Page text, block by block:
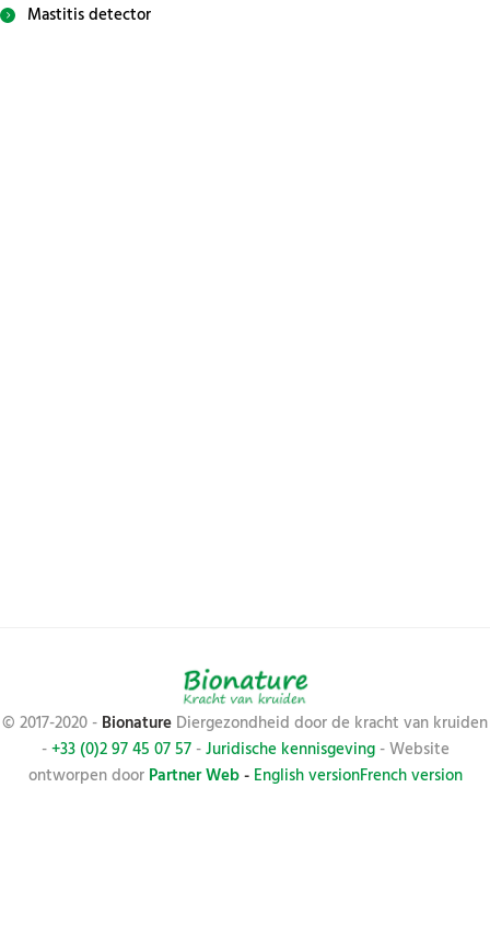
Mastitis detector
© 2017-2020 - Bionature Diergezondheid door de kracht van kruiden
-+33 (0)2 97 45 07 57-Juridische kennisgeving- Website
ontworpen door Partner Web- English versionFrench version